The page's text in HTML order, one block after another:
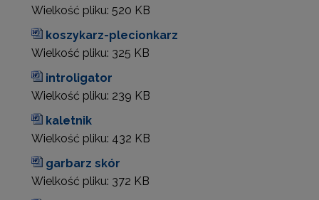
Wielkość pliku: 520 KB
koszykarz-plecionkarz
Wielkość pliku: 325 KB
introligator
Wielkość pliku: 239 KB
kaletnik
Wielkość pliku: 432 KB
garbarz skór
Wielkość pliku: 372 KB